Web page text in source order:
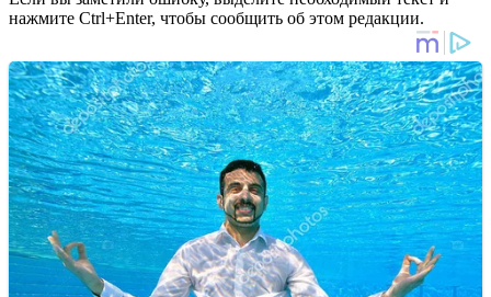
нажмите Ctrl+Enter, чтобы сообщить об этом редакции.